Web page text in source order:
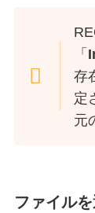
「
存
定
元
ファイル